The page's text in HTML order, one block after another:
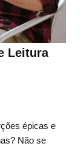
Leitura
épicas e
Não se